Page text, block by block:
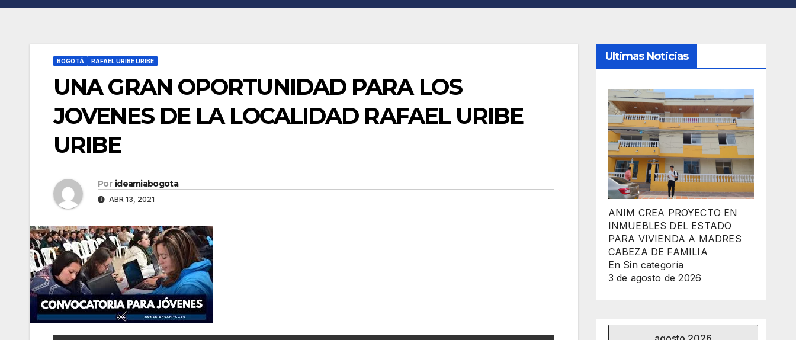
BOGOTÁ RAFAEL URIBE URIBE
UNA GRAN OPORTUNIDAD PARA LOS
JOVENES DE LA LOCALIDAD RAFAEL URIBE
URIBE
Por ideamiabogota
ABR 13, 2021
Ultimas Noticias
ANIM CREA PROYECTO EN
INMUEBLES DEL ESTADO
PARA VIVIENDA A MADRES
CABEZA DE FAMILIA
En Sin categoría
3 de agosto de 2026